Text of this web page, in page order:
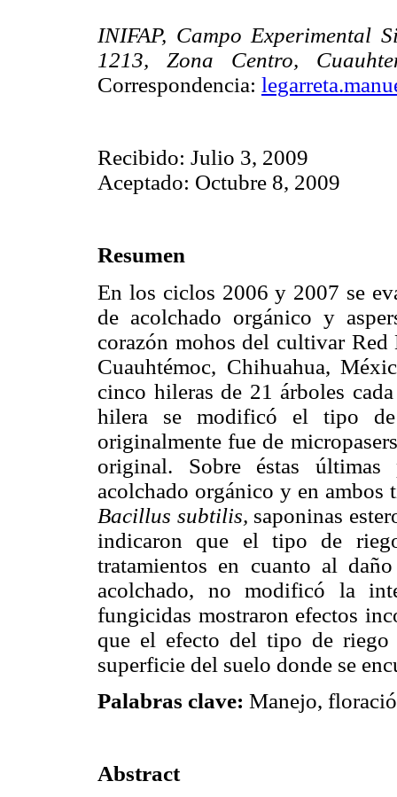
INIFAP, Campo Experimental
1213, Zona Centro,
Correspondencia:
Recibido: Julio 3, 2009
Aceptado: Octubre 8, 2009
Resumen
En los ciclos 2006 y 2007 se
de acolchado orgánico y
corazón mohos del cultivar
Cuauhtémoc, Chihuahua,
cinco hileras de 21 árboles
hilera se modificó el tipo
originalmente fue de
original. Sobre éstas últimas
acolchado orgánico y en ambos
Bacillus subtilis, saponinas
indicaron que el tipo de
tratamientos en cuanto al
acolchado, no modificó la
fungicidas mostraron efectos
que el efecto del tipo de
superficie del suelo donde se
Palabras clave: Manejo,
Abstract